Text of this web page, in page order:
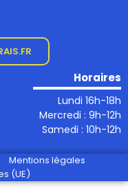
Horaires
Lundi 16h-18h
Mercredi : 9h-12h
Samedi : 10h-12h
Mentions légales
(UE)